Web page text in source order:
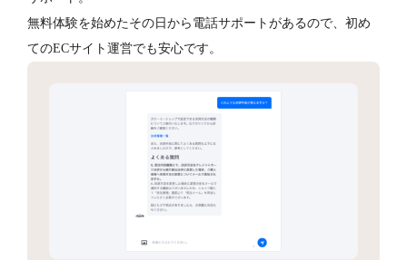
無料体験を始めたその日から電話サポートがあるので、初め
てのECサイト運営でも安心です。